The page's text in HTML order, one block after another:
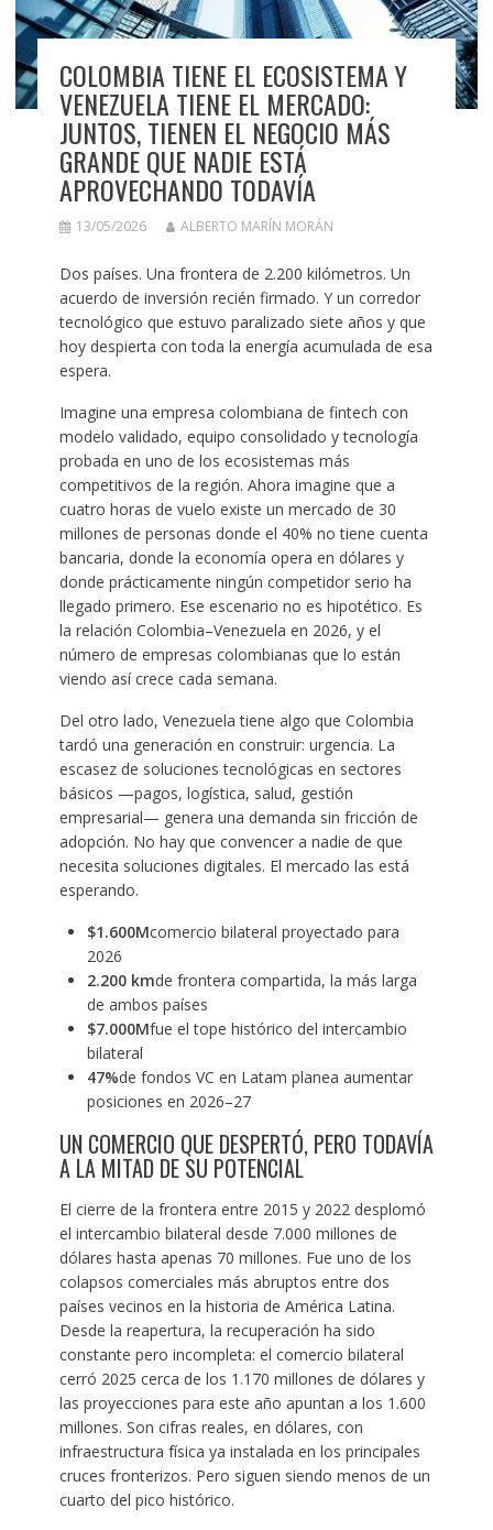
COLOMBIA TIENE EL ECOSISTEMA Y
VENEZUELA TIENE EL MERCADO:
JUNTOS, TIENEN EL NEGOCIO MÁS
GRANDE QUE NADIE ESTÁ
APROVECHANDO TODAVÍA
13/05/2026 ALBERTO MARÍN MORÁN
Dos países. Una frontera de 2.200 kilómetros. Un
acuerdo de inversión recién firmado. Y un corredor
tecnológico que estuvo paralizado siete años y que
hoy despierta con toda la energía acumulada de esa
espera.
Imagine una empresa colombiana de fintech con
modelo validado, equipo consolidado y tecnología
probada en uno de los ecosistemas más
competitivos de la región. Ahora imagine que a
cuatro horas de vuelo existe un mercado de 30
millones de personas donde el 40% no tiene cuenta
bancaria, donde la economía opera en dólares y
donde prácticamente ningún competidor serio ha
llegado primero. Ese escenario no es hipotético. Es
la relación Colombia–Venezuela en 2026, y el
número de empresas colombianas que lo están
viendo así crece cada semana.
Del otro lado, Venezuela tiene algo que Colombia
tardó una generación en construir: urgencia. La
escasez de soluciones tecnológicas en sectores
básicos —pagos, logística, salud, gestión
empresarial— genera una demanda sin fricción de
adopción. No hay que convencer a nadie de que
necesita soluciones digitales. El mercado las está
esperando.
$1.600Mcomercio bilateral proyectado para
2026
2.200 kmde frontera compartida, la más larga
de ambos países
$7.000Mfue el tope histórico del intercambio
bilateral
47%de fondos VC en Latam planea aumentar
posiciones en 2026–27
UN COMERCIO QUE DESPERTÓ, PERO TODAVÍA
A LA MITAD DE SU POTENCIAL
El cierre de la frontera entre 2015 y 2022 desplomó
el intercambio bilateral desde 7.000 millones de
dólares hasta apenas 70 millones. Fue uno de los
colapsos comerciales más abruptos entre dos
países vecinos en la historia de América Latina.
Desde la reapertura, la recuperación ha sido
constante pero incompleta: el comercio bilateral
cerró 2025 cerca de los 1.170 millones de dólares y
las proyecciones para este año apuntan a los 1.600
millones. Son cifras reales, en dólares, con
infraestructura física ya instalada en los principales
cruces fronterizos. Pero siguen siendo menos de un
cuarto del pico histórico.